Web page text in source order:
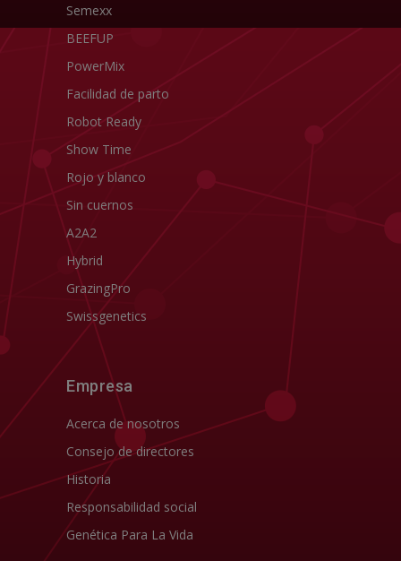
Semexx
BEEFUP
PowerMix
Facilidad de parto
Robot Ready
Show Time
Rojo y blanco
Sin cuernos
A2A2
Hybrid
GrazingPro
Swissgenetics
Empresa
Acerca de nosotros
Consejo de directores
Historia
Responsabilidad social
Genética Para La Vida